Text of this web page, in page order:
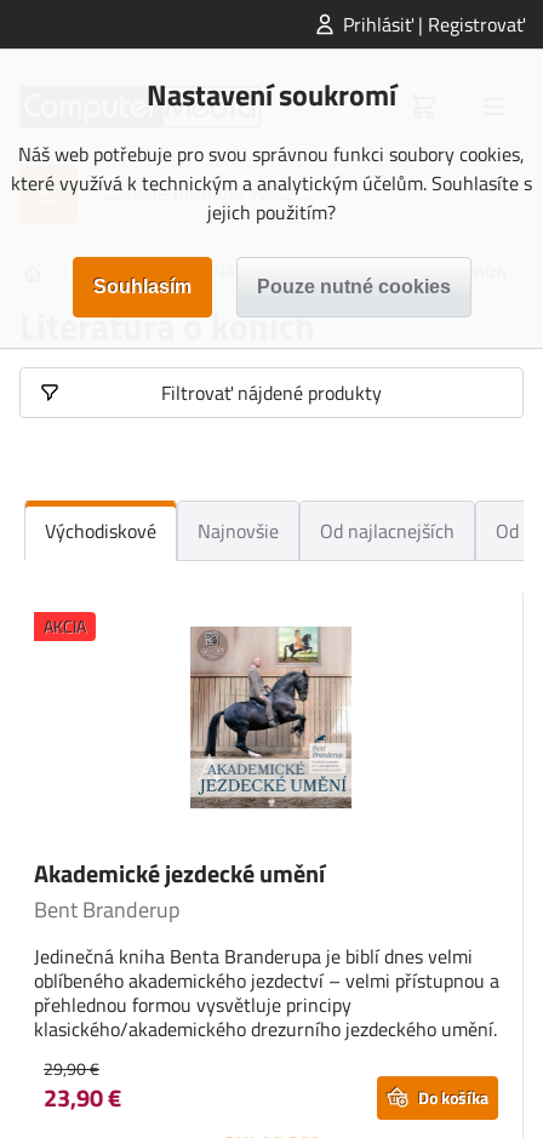
Prihlásiť | Registrovať
Nastavení soukromí
Náš web potřebuje pro svou správnou funkci soubory cookies,
které využívá k technickým a analytickým účelům. Souhlasíte s
jejich použitím?
> NAUČNÁ LITERATURA
Literatura o koních
Filtrovať nájdené produkty
Východiskové Najnovšie Od najlacnejších Od
AKCIA
Akademické jezdecké umění
Bent Branderup
Jedinečná kniha Benta Branderupa je biblí dnes velmi
oblíbeného akademického jezdectví – velmi přístupnou a
přehlednou formou vysvětluje principy
klasického/akademického drezurního jezdeckého umění.
29,90 €
23,90 € Do košíka